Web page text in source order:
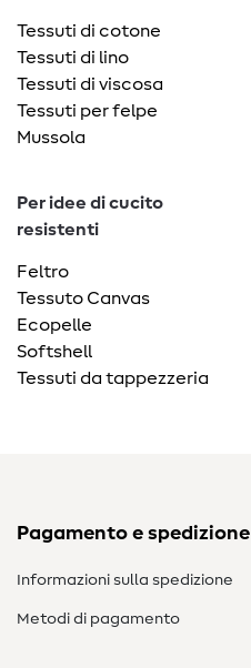
Tessuti di cotone
Tessuti di lino
Tessuti di viscosa
Tessuti per felpe
Mussola
Per idee di cucito
resistenti
Feltro
Tessuto Canvas
Ecopelle
Softshell
Tessuti da tappezzeria
Pagamento e spedizione
Informazioni sulla spedizione
Metodi di pagamento